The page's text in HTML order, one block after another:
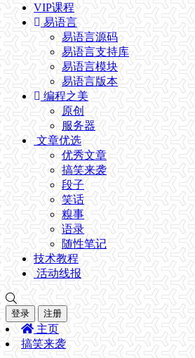
VIP课程
易语言
易语言源码
易语言支持库
易语言模块
易语言版本
编程之美
原创
服务器
文章优选
优秀文章
搞笑来袭
段子
笑话
糗事
语录
随性笔记
技术教程
活动线报
登录 注册
主页
搞笑来袭